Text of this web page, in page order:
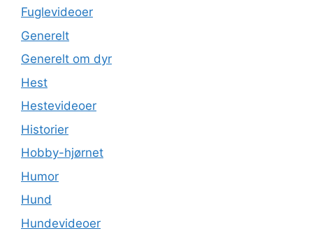
Fuglevideoer
Generelt
Generelt om dyr
Hest
Hestevideoer
Historier
Hobby-hjørnet
Humor
Hund
Hundevideoer